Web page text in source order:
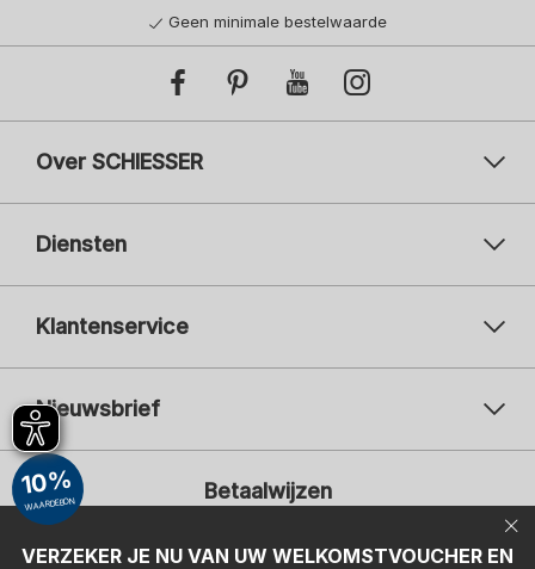
Geen minimale bestelwaarde
Over SCHIESSER
Diensten
Klantenservice
Nieuwsbrief
Uw e-mailadres
Ik ben geïnteresseerd in:
Betaalwijzen
VERZEKER JE NU VAN UW WELKOMSTVOUCHER EN
10%
WAARDEBON